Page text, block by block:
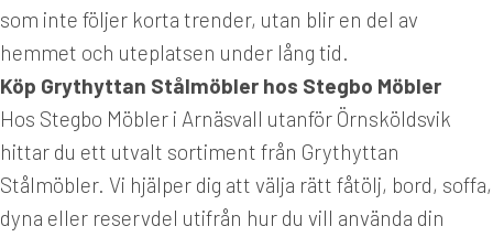
som inte följer korta trender, utan blir en del av
hemmet och uteplatsen under lång tid.
Köp Grythyttan Stålmöbler hos Stegbo Möbler
Hos Stegbo Möbler i Arnäsvall utanför Örnsköldsvik
hittar du ett utvalt sortiment från Grythyttan
Stålmöbler. Vi hjälper dig att välja rätt fåtölj, bord, soffa,
dyna eller reservdel utifrån hur du vill använda din